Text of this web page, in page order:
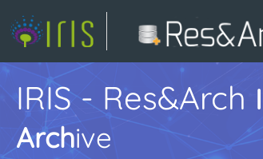
IRIS - Res&Arch I
Archive